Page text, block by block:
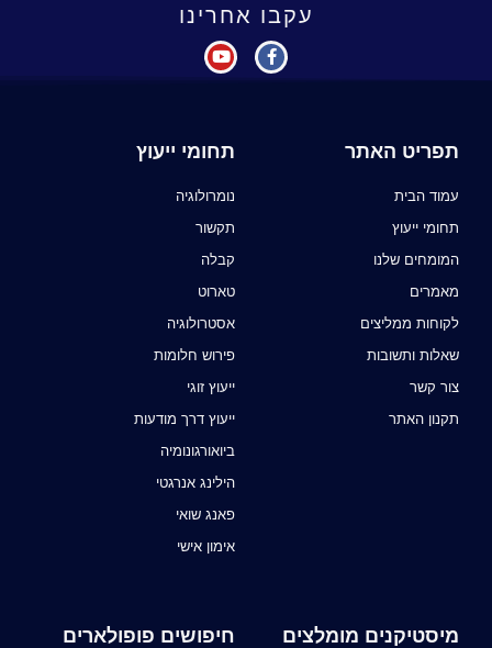
עקבו אחרינו
תפריט האתר
עמוד הבית
תחומי ייעוץ
המומחים שלנו
מאמרים
לקוחות ממליצים
שאלות ותשובות
צור קשר
תקנון האתר
תחומי ייעוץ
נומרולוגיה
תקשור
קבלה
טארוט
אסטרולוגיה
פירוש חלומות
ייעוץ זוגי
ייעוץ דרך מודעות
ביואורגונומיה
הילינג אנרגטי
פאנג שואי
אימון אישי
מיסטיקנים מומלצים
חיפושים פופולארים